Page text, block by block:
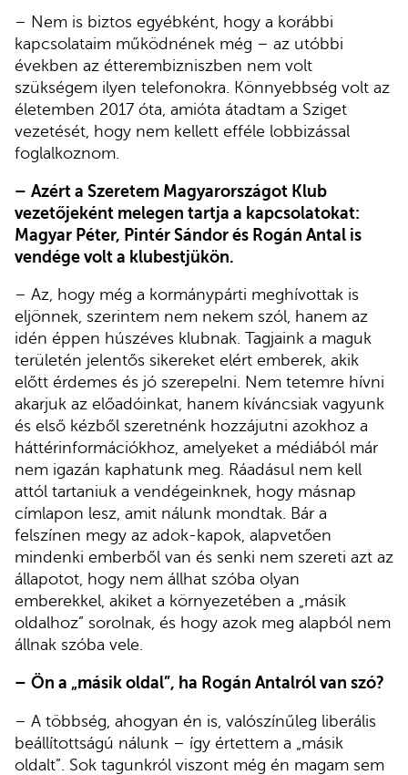
– Nem is biztos egyébként, hogy a korábbi
kapcsolataim működnének még – az utóbbi
években az étterembizniszben nem volt
szükségem ilyen telefonokra. Könnyebbség volt az
életemben 2017 óta, amióta átadtam a Sziget
vezetését, hogy nem kellett efféle lobbizással
foglalkoznom.
– Azért a Szeretem Magyarországot Klub
vezetőjeként melegen tartja a kapcsolatokat:
Magyar Péter, Pintér Sándor és Rogán Antal is
vendége volt a klubestjükön.
– Az, hogy még a kormánypárti meghívottak is
eljönnek, szerintem nem nekem szól, hanem az
idén éppen húszéves klubnak. Tagjaink a maguk
területén jelentős sikereket elért emberek, akik
előtt érdemes és jó szerepelni. Nem tetemre hívni
akarjuk az előadóinkat, hanem kíváncsiak vagyunk
és első kézből szeretnénk hozzájutni azokhoz a
háttérinformációkhoz, amelyeket a médiából már
nem igazán kaphatunk meg. Ráadásul nem kell
attól tartaniuk a vendégeinknek, hogy másnap
címlapon lesz, amit nálunk mondtak. Bár a
felszínen megy az adok-kapok, alapvetően
mindenki emberből van és senki nem szereti azt az
állapotot, hogy nem állhat szóba olyan
emberekkel, akiket a környezetében a „másik
oldalhoz” sorolnak, és hogy azok meg alapból nem
állnak szóba vele.
– Ön a „másik oldal”, ha Rogán Antalról van szó?
– A többség, ahogyan én is, valószínűleg liberális
beállítottságú nálunk – így értettem a „másik
oldalt”. Sok tagunkról viszont még én magam sem